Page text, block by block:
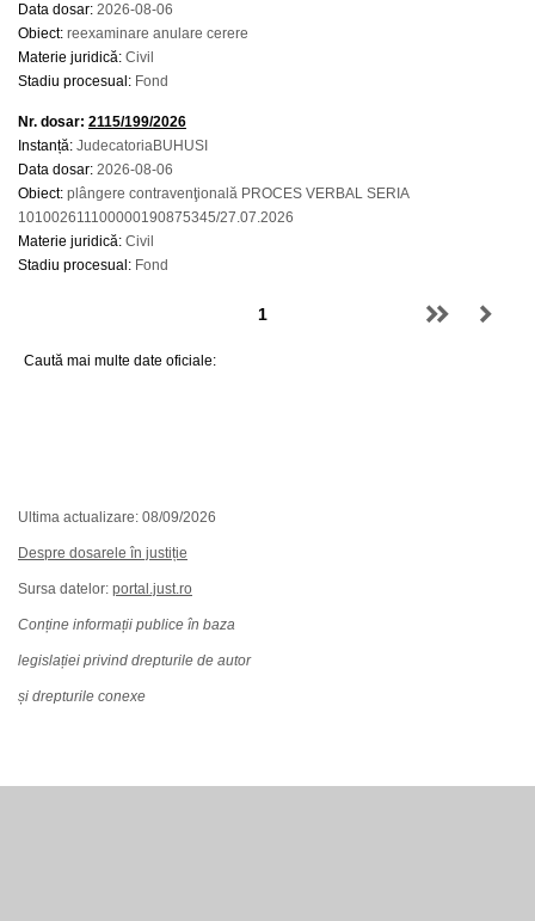
Data dosar: 2026-08-06
Obiect: reexaminare anulare cerere
Materie juridică: Civil
Stadiu procesual: Fond
Nr. dosar: 2115/199/2026
Instanță: JudecatoriaBUHUSI
Data dosar: 2026-08-06
Obiect: plângere contravenţională PROCES VERBAL SERIA
101002611100000190875345/27.07.2026
Materie juridică: Civil
Stadiu procesual: Fond
Caută mai multe date oficiale:
Ultima actualizare: 08/09/2026
Despre dosarele în justiție
Sursa datelor: portal.just.ro
Conține informații publice în baza
legislației privind drepturile de autor
și drepturile conexe